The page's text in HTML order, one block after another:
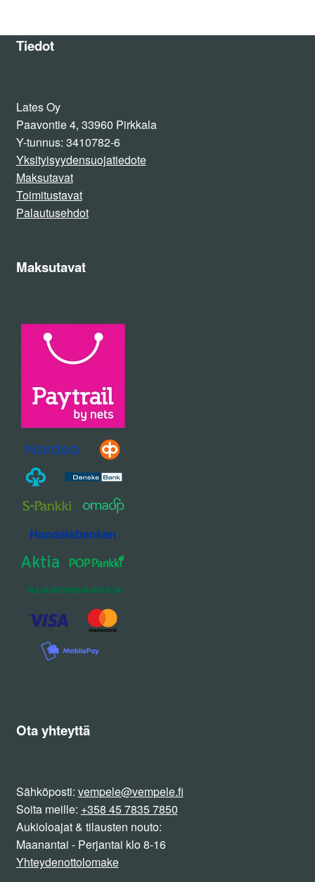
Tiedot
Lates Oy
Paavontie 4, 33960 Pirkkala
Y-tunnus: 3410782-6
Yksityisyydensuojatiedote
Maksutavat
Toimitustavat
Palautusehdot
Maksutavat
Ota yhteyttä
Sähköposti: vempele@vempele.fi
Soita meille: +358 45 7835 7850
Aukioloajat & tilausten nouto:
Maanantai - Perjantai klo 8-16
Yhteydenottolomake